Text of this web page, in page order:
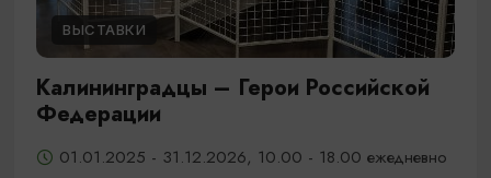
ВЫСТАВКИ
Калининградцы – Герои Российской
Федерации
01.01.2025 - 31.12.2026, 10.00 - 18.00 ежедневно